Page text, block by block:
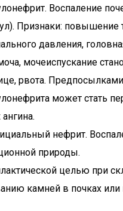
Воспаление
Признаки: повышение
давления,
мочеиспускание
рвота.
может стать
ангина.
нефрит.
природы.
целью при
камней в почках или